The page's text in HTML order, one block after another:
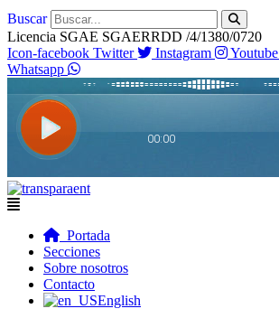
Buscar
Licencia SGAE SGAERRDD /4/1380/0720
Icon-facebook Twitter Instagram Youtube
Whatsapp
Flyout
Portada
Secciones
Sobre nosotros
Contacto
English